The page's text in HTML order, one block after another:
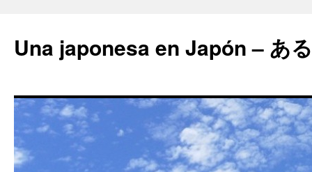
Una japonesa en Japón – あ